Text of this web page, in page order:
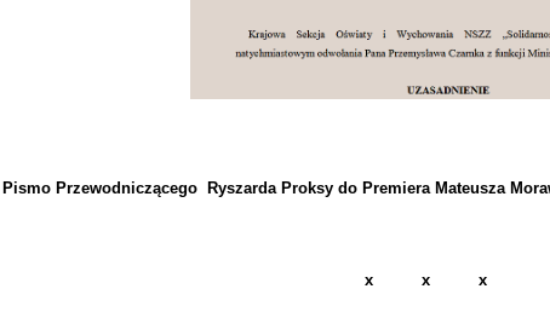
Pismo Przewodniczącego Ryszarda Proksy do Premiera Mateusza
x x x